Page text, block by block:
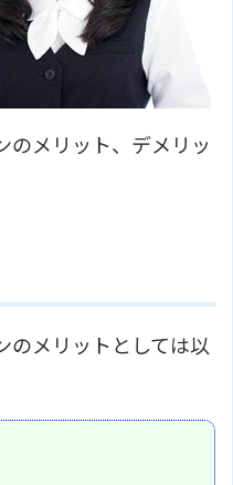
のメリット、デメリッ
のメリットとしては以